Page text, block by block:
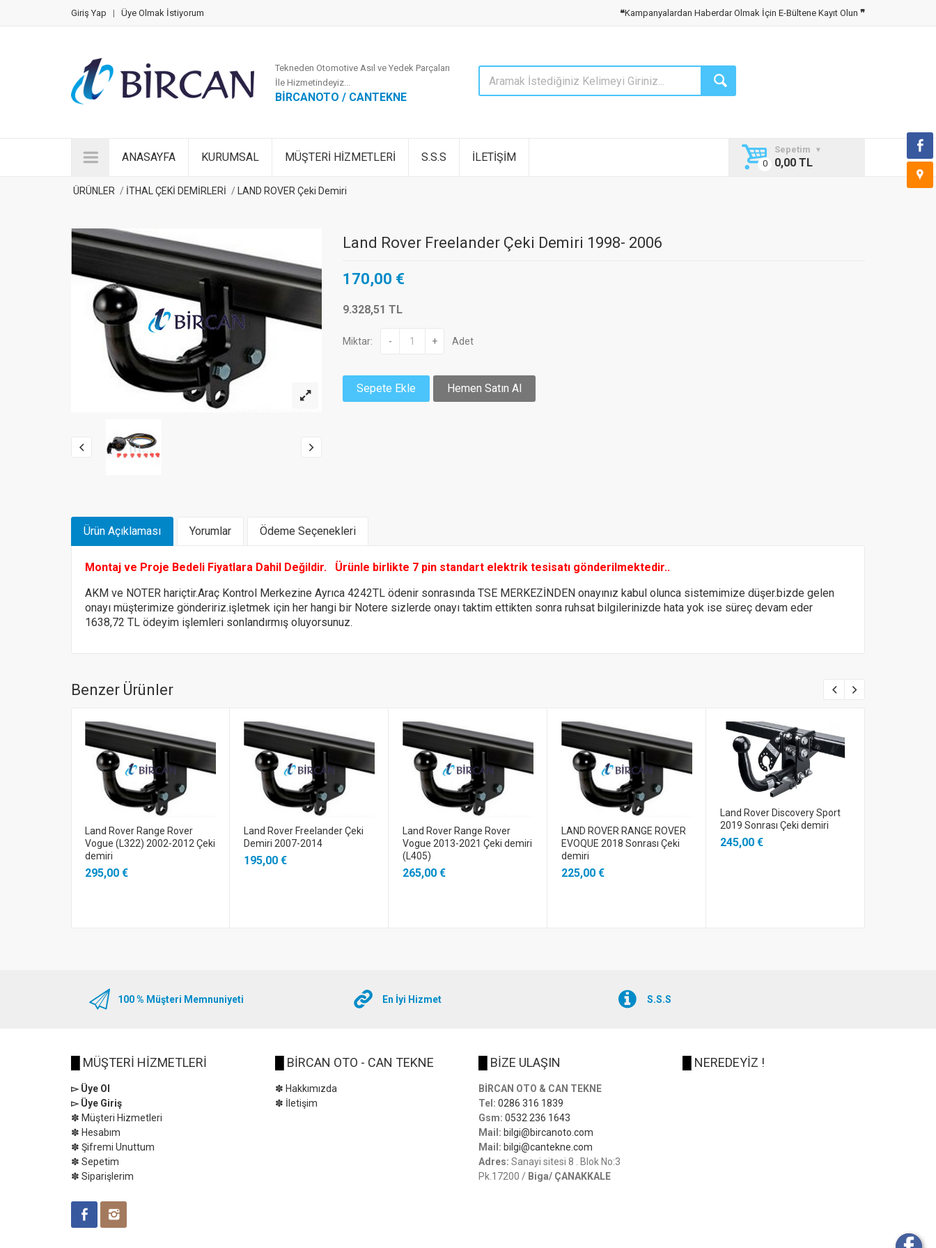
Giriş Yap | Üye Olmak İstiyorum ❝Kampanyalardan Haberdar Olmak İçin E-Bültene Kayıt Olun ❞
Tekneden Otomotive Asıl ve Yedek Parçaları
İle Hizmetindeyiz...
BİRCANOTO / CANTEKNE
ANASAYFA KURUMSAL MÜŞTERİ HİZMETLERİ S.S.S İLETİŞİM
Sepetim
0,00 TL
ÜRÜNLER İTHAL ÇEKİ DEMİRLERİ LAND ROVER Çeki Demiri
Land Rover Freelander Çeki Demiri 1998- 2006
170,00 €
9.328,51 TL
Miktar: - + Adet
Sepete Ekle Hemen Satın Al
Ürün Açıklaması Yorumlar Ödeme Seçenekleri
Montaj ve Proje Bedeli Fiyatlara Dahil Değildir. Ürünle birlikte 7 pin standart elektrik tesisatı gönderilmektedir..
AKM ve NOTER hariçtir.Araç Kontrol Merkezine Ayrıca 4242TL ödenir sonrasında TSE MERKEZİNDEN onayınız kabul olunca sistemimize düşer.bizde gelen
onayı müşterimize göndeririz.işletmek için her hangi bir Notere sizlerde onayı taktim ettikten sonra ruhsat bilgilerinizde hata yok ise süreç devam eder
1638,72 TL ödeyim işlemleri sonlandırmış oluyorsunuz.
Benzer Ürünler
Land Rover Range Rover
Vogue (L322) 2002-2012 Çeki
demiri
295,00 €
Land Rover Freelander Çeki
Demiri 2007-2014
195,00 €
Land Rover Range Rover
Vogue 2013-2021 Çeki demiri
(L405)
265,00 €
LAND ROVER RANGE ROVER
EVOQUE 2018 Sonrası Çeki
demiri
225,00 €
Land Rover Discovery Sport
2019 Sonrası Çeki demiri
245,00 €
100 % Müşteri Memnuniyeti En İyi Hizmet S.S.S
MÜŞTERİ HİZMETLERİ
▻ Üye Ol
▻ Üye Giriş
✽ Müşteri Hizmetleri
✽ Hesabım
✽ Şifremi Unuttum
✽ Sepetim
✽ Siparişlerim
BİRCAN OTO - CAN TEKNE
✽ Hakkımızda
✽ İletişim
BİZE ULAŞIN
BİRCAN OTO & CAN TEKNE
Tel: 0286 316 1839
Gsm: 0532 236 1643
Mail: bilgi@bircanoto.com
Mail: bilgi@cantekne.com
Adres: Sanayi sitesi 8 . Blok No:3
Pk.17200 / Biga/ ÇANAKKALE
NEREDEYİZ !